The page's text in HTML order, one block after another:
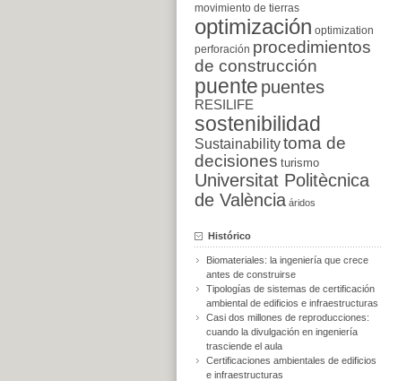
movimiento de tierras
optimización optimization
perforación procedimientos
de construcción
puente puentes
RESILIFE
sostenibilidad
Sustainabilitytoma de
decisiones turismo
Universitat Politècnica
de València áridos
Histórico
Biomateriales: la ingeniería que crece
antes de construirse
Tipologías de sistemas de certificación
ambiental de edificios e infraestructuras
Casi dos millones de reproducciones:
cuando la divulgación en ingeniería
trasciende el aula
Certificaciones ambientales de edificios
e infraestructuras